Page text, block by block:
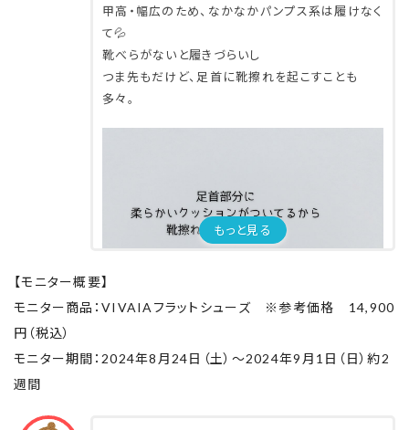
甲高・幅広のため、なかなかパンプス系は履けなく
て💦
靴べらがないと履きづらいし
つま先もだけど、足首に靴擦れを起こすことも
多々。
もっと見る
【モニター概要】
モニター商品：VIVAIAフラットシューズ ※参考価格 14,900
円（税込）
モニター期間：2024年8月24日（土）～2024年9月1日（日）約2
週間